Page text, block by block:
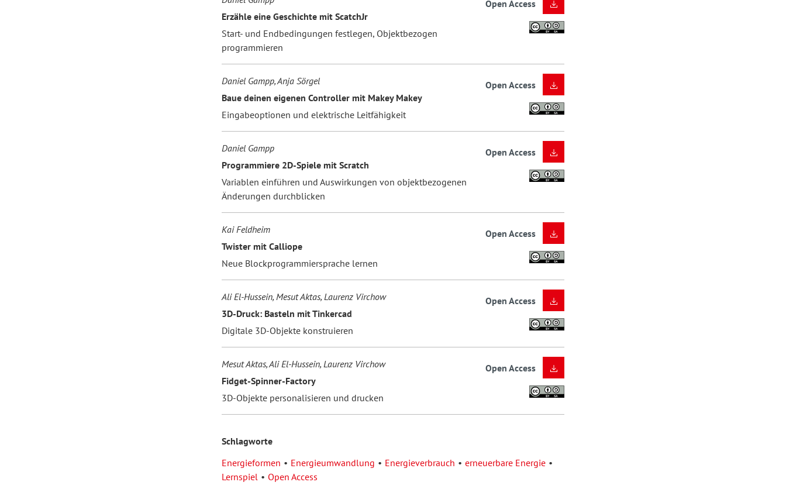
Erzähle eine Geschichte mit ScatchJr
Start- und Endbedingungen festlegen, Objektbezogen
programmieren
Open Access
Daniel Gampp, Anja Sörgel
Baue deinen eigenen Controller mit Makey Makey
Eingabeoptionen und elektrische Leitfähigkeit
Open Access
Daniel Gampp
Programmiere 2D-Spiele mit Scratch
Variablen einführen und Auswirkungen von objektbezogenen
Änderungen durchblicken
Open Access
Kai Feldheim
Twister mit Calliope
Neue Blockprogrammiersprache lernen
Open Access
Ali El-Hussein, Mesut Aktas, Laurenz Virchow
3D-Druck: Basteln mit Tinkercad
Digitale 3D-Objekte konstruieren
Open Access
Mesut Aktas, Ali El-Hussein, Laurenz Virchow
Fidget-Spinner-Factory
3D-Objekte personalisieren und drucken
Open Access
Schlagworte
Energieformen
Energieumwandlung Energieverbrauch
erneuerbare Energie
Lernspiel
Open Access